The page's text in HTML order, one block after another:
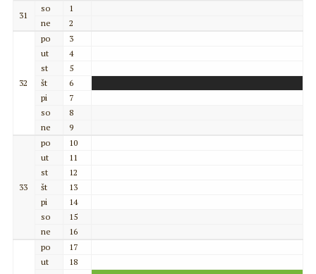
31
so
1
ne
2
32
po
3
ut
4
st
5
št
6
pi
7
so
8
ne
9
33
po
10
ut
11
st
12
št
13
pi
14
so
15
ne
16
po
17
ut
18